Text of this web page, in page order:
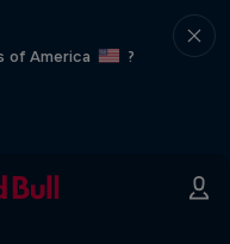
of America
?